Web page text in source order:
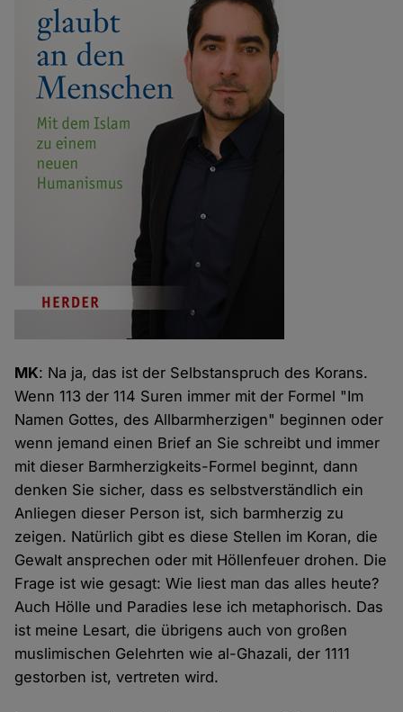
MK: Na ja, das ist der Selbstanspruch des Korans.
Wenn 113 der 114 Suren immer mit der Formel "Im
Namen Gottes, des Allbarmherzigen" beginnen oder
wenn jemand einen Brief an Sie schreibt und immer
mit dieser Barmherzigkeits-Formel beginnt, dann
denken Sie sicher, dass es selbstverständlich ein
Anliegen dieser Person ist, sich barmherzig zu
zeigen. Natürlich gibt es diese Stellen im Koran, die
Gewalt ansprechen oder mit Höllenfeuer drohen. Die
Frage ist wie gesagt: Wie liest man das alles heute?
Auch Hölle und Paradies lese ich metaphorisch. Das
ist meine Lesart, die übrigens auch von großen
muslimischen Gelehrten wie al-Ghazali, der 1111
gestorben ist, vertreten wird.